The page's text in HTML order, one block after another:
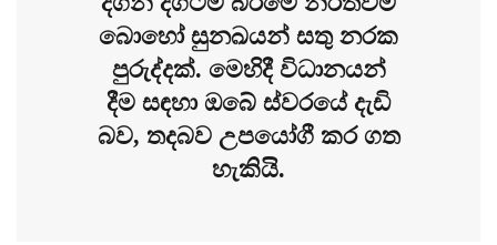
බොහෝ සුනඛයන් සතු නරක
පුරුද්දක්. මෙහිදී විධානයන්
දීම සඳහා ඔබේ ස්වරයේ දැඩි
බව, තදබව උපයෝගී කර ගත
හැකියි.